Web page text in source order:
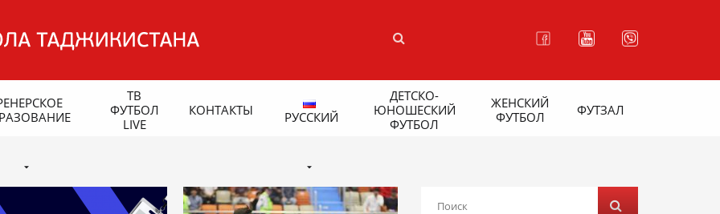
ТВ
ФУТБОЛ
LIVE
КОНТАКТЫ РУССКИЙ
ДЕТСКО-
ЮНОШЕСКИЙ
ФУТБОЛ
ЖЕНСКИЙ
ФУТБОЛ
ФУТЗАЛ